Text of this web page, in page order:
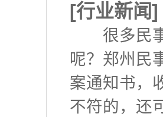
[行业新闻]
很多民事
呢？郑州
案通知书，
不符的，